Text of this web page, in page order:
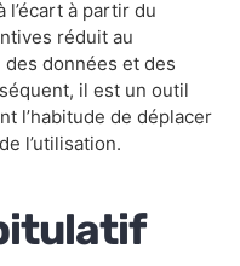
à partir du
réduit au
données et des
il est un outil
l’habitude de déplacer
l’utilisation.